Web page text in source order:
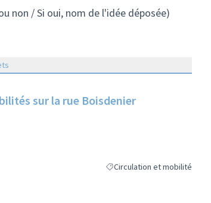
non / Si oui, nom de l'idée déposée)
les mobilités sur la rue Boisdenier
Filtrer les résultats de la
Circulation et mobilité